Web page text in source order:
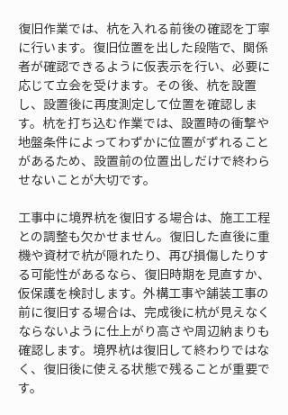
復旧作業では、杭を入れる前後の確認を丁寧
に行います。復旧位置を出した段階で、関係
者が確認できるように仮表示を行い、必要に
応じて立会を受けます。その後、杭を設置
し、設置後に再度測定して位置を確認しま
す。杭を打ち込む作業では、設置時の衝撃や
地盤条件によってわずかに位置がずれること
があるため、設置前の位置出しだけで終わら
せないことが大切です。
工事中に境界杭を復旧する場合は、施工工程
との調整も欠かせません。復旧した直後に重
機や資材で杭が隠れたり、再び損傷したりす
る可能性があるなら、復旧時期を見直すか、
仮保護を検討します。外構工事や舗装工事の
前に復旧する場合は、完成後に杭が見えなく
ならないように仕上がり高さや周辺納まりも
確認します。境界杭は復旧して終わりではな
く、復旧後に使える状態で残ることが重要で
す。